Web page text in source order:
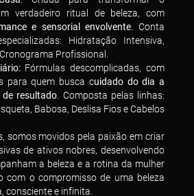
verdadeiro ritual de beleza, com
e sensorial envolvente . Conta
Hidratação Intensiva,
Profissional.
Fórmulas descomplicadas, com
para quem busca cuidado do dia a
resultado . Composta pelas linhas:
Babosa, Deslisa Fios e Cabelos
somos movidos pela paixão em criar
de ativos nobres, desenvolvendo
a beleza e a rotina da mulher
com o compromisso de uma beleza
consciente e infinita.